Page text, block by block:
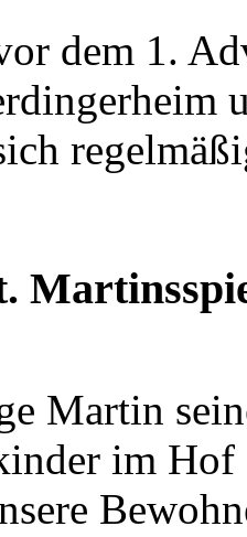
dem 1.
Martin
im Hof